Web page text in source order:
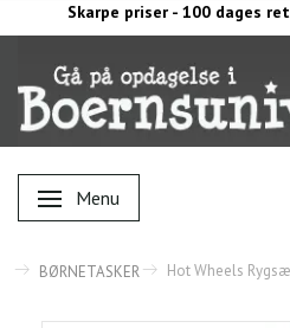
Skarpe priser - 100 dages
Skifte navigation
Menu
BØRNETASKER Hot Wheels